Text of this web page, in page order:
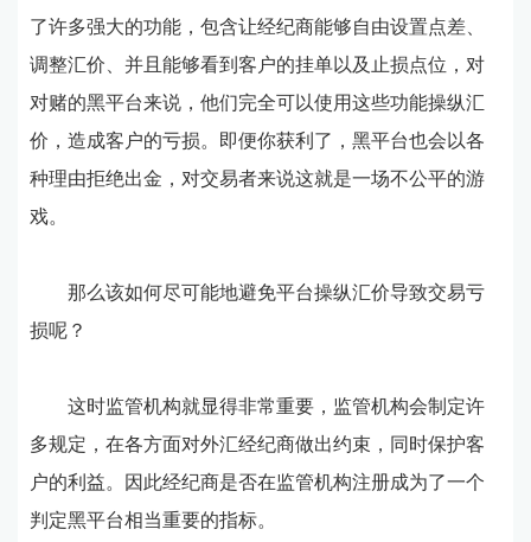
了许多强大的功能，包含让经纪商能够自由设置点差、
调整汇价、并且能够看到客户的挂单以及止损点位，对
对赌的黑平台来说，他们完全可以使用这些功能操纵汇
价，造成客户的亏损。即便你获利了，黑平台也会以各
种理由拒绝出金，对交易者来说这就是一场不公平的游
戏。
那么该如何尽可能地避免平台操纵汇价导致交易亏
损呢？
这时监管机构就显得非常重要，监管机构会制定许
多规定，在各方面对外汇经纪商做出约束，同时保护客
户的利益。因此经纪商是否在监管机构注册成为了一个
判定黑平台相当重要的指标。